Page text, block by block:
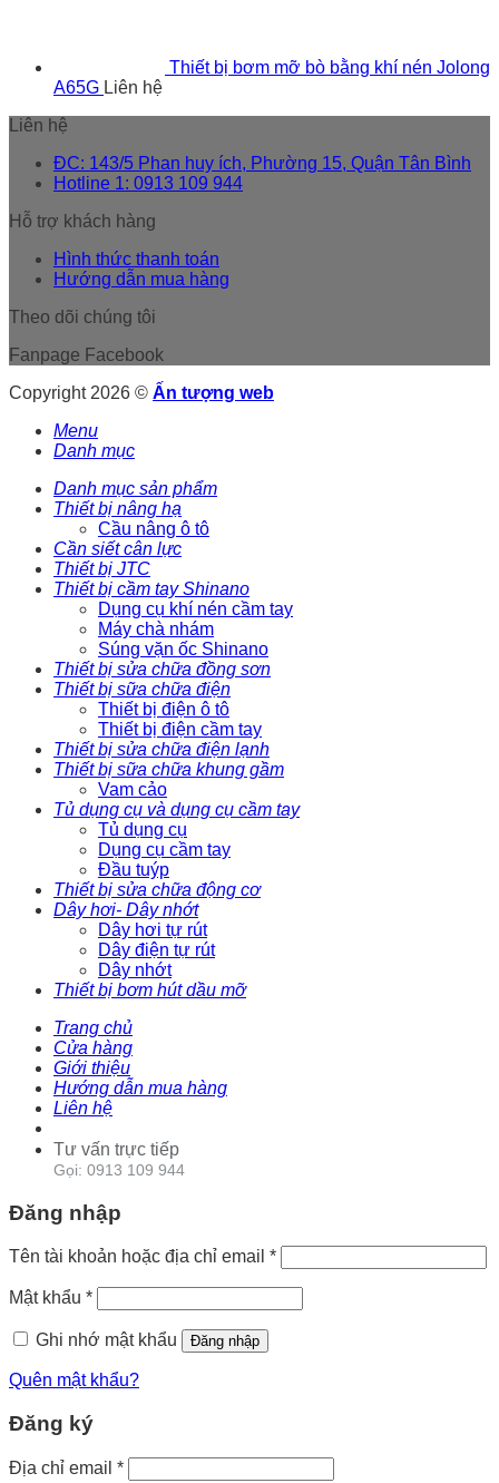
Thiết bị bơm mỡ bò bằng khí nén Jolong
A65G Liên hệ
Liên hệ
ĐC: 143/5 Phan huy ích, Phường 15, Quận Tân Bình
Hotline 1: 0913 109 944
Hỗ trợ khách hàng
Hình thức thanh toán
Hướng dẫn mua hàng
Theo dõi chúng tôi
Fanpage Facebook
Copyright 2026 © Ấn tượng web
Menu
Danh mục
Danh mục sản phẩm
Thiết bị nâng hạ
Cầu nâng ô tô
Cần siết cân lực
Thiết bị JTC
Thiết bị cầm tay Shinano
Dụng cụ khí nén cầm tay
Máy chà nhám
Súng vặn ốc Shinano
Thiết bị sửa chữa đồng sơn
Thiết bị sữa chữa điện
Thiết bị điện ô tô
Thiết bị điện cầm tay
Thiết bị sửa chữa điện lạnh
Thiết bị sữa chữa khung gầm
Vam cảo
Tủ dụng cụ và dụng cụ cầm tay
Tủ dụng cụ
Dụng cụ cầm tay
Đầu tuýp
Thiết bị sửa chữa động cơ
Dây hơi- Dây nhớt
Dây hơi tự rút
Dây điện tự rút
Dây nhớt
Thiết bị bơm hút dầu mỡ
Trang chủ
Cửa hàng
Giới thiệu
Hướng dẫn mua hàng
Liên hệ
Tư vấn trực tiếp
Gọi: 0913 109 944
Đăng nhập
Tên tài khoản hoặc địa chỉ email *
Mật khẩu *
Ghi nhớ mật khẩu Đăng nhập
Quên mật khẩu?
Đăng ký
Địa chỉ email *